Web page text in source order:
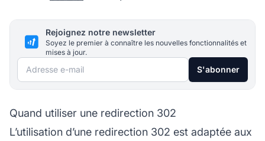
Rejoignez notre newsletter
Soyez le premier à connaître les nouvelles fonctionnalités et
mises à jour.
Adresse e-mail S'abonner
Quand utiliser une redirection 302
L’utilisation d’une redirection 302 est adaptée aux